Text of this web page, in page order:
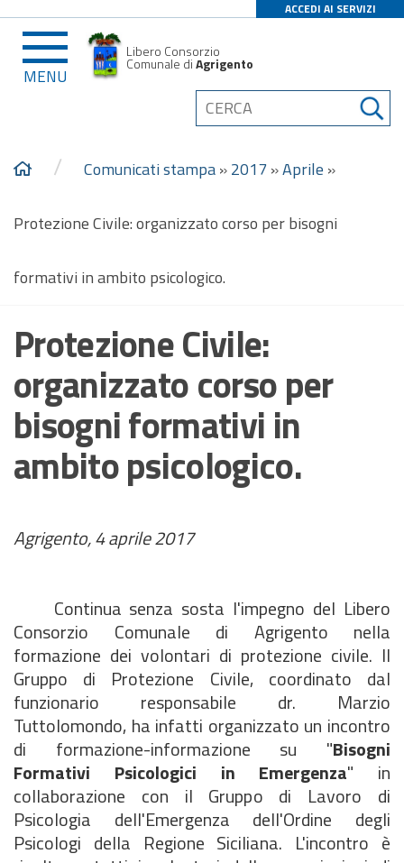
ACCEDI AI SERVIZI
MENU
Libero Consorzio
Comunale diAgrigento
/ Comunicati stampa»2017»Aprile »
Protezione Civile: organizzato corso per bisogni
formativi in ambito psicologico.
Protezione Civile:
organizzato corso per
bisogni formativi in
ambito psicologico.
Agrigento, 4 aprile 2017
Continua senza sosta l'impegno del Libero
Consorzio Comunale di Agrigento nella
formazione dei volontari di protezione civile. Il
Gruppo di Protezione Civile, coordinato dal
funzionario responsabile dr. Marzio
Tuttolomondo, ha infatti organizzato un incontro
di formazione-informazione su "Bisogni
Formativi Psicologici in Emergenza" in
collaborazione con il Gruppo di Lavoro di
Psicologia dell'Emergenza dell'Ordine degli
Psicologi della Regione Siciliana. L'incontro è